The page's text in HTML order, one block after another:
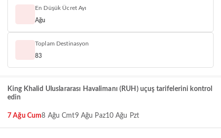
En Düşük Ücret Ayı
Ağu
Toplam Destinasyon
83
King Khalid Uluslararası Havalimanı (RUH) uçuş tarifelerini kontrol
edin
7 Ağu Cum8 Ağu Cmt9 Ağu Paz10 Ağu Pzt